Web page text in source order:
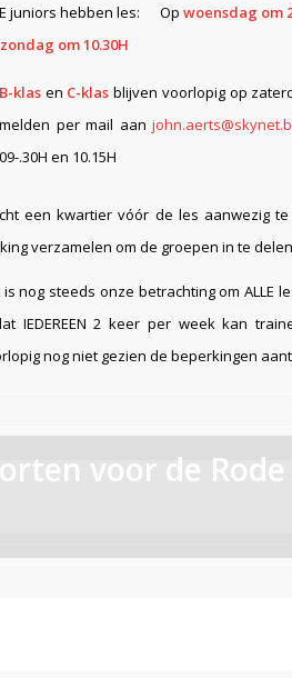
juniors hebben les: Op woensdag om
zondag om 10.30H
B-klasen C-klas blijven voorlopig op
melden per mail aan
09-.30H en 10.15H
een kwartier vóór de les aanwezig
verzamelen om de groepen in te
is nog steeds onze betrachting om ALLE
IEDEREEN 2 keer per week kan
nog niet gezien de beperkingen
voor de